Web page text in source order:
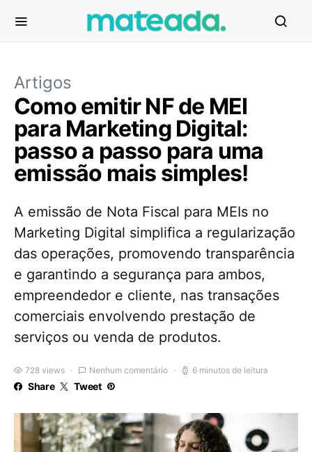
Artigos
Como emitir NF de MEI
para Marketing Digital:
passo a passo para uma
emissão mais simples!
A emissão de Nota Fiscal para MEIs no
Marketing Digital simplifica a regularização
das operações, promovendo transparência
e garantindo a segurança para ambos,
empreendedor e cliente, nas transações
comerciais envolvendo prestação de
serviços ou venda de produtos.
728 views Nenhum comentário 6 minutos de leitura
Share Tweet